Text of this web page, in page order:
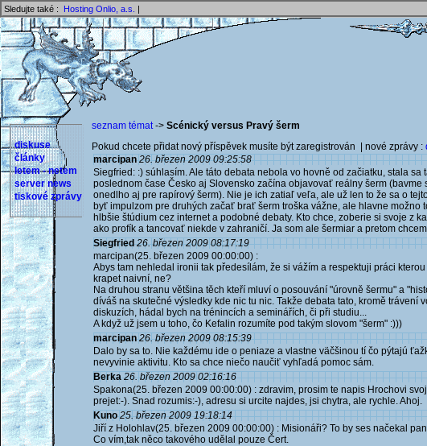
Sledujte také : Hosting Onlio, a.s. |
diskuse
články
letem - netem
server news
tiskové zprávy
seznam témat-> Scénický versus Pravý šerm
Pokud chcete přidat nový příspěvek musíte být zaregistrován | nové zprávy :
marcipan 26. březen 2009 09:25:58
Siegfried: :) súhlasím. Ale táto debata nebola vo hovně od začiatku, stala
poslednom čase Česko aj Slovensko začína objavovať reálny šerm
onedlho aj pre rapírový šerm). Nie je ich zatiaľ veľa, ale už len to že sa o
byť impulzom pre druhých začať brať šerm troška vážne, ale hlavne
hlbšie štúdium cez internet a podobné debaty. Kto chce, zoberie si svoje
ako profík a tancovať niekde v zahraničí. Ja som ale šermiar a pretom
Siegfried 26. březen 2009 08:17:19
marcipan(25. březen 2009 00:00:00) :
Abys tam nehledal ironii tak předesílám, že si vážím a respektuji práci
krapet naivní, ne?
Na druhou stranu většina těch kteří mluví o posouvání "úrovně šermu" a
díváš na skutečné výsledky kde nic tu nic. Takže debata tato, kromě
diskuzích, hádal bych na trénincích a seminářích, či při studiu...
A když už jsem u toho, čo Kefalin rozumíte pod takým slovom "šerm" :)))
marcipan 26. březen 2009 08:15:39
Dalo by sa to. Nie každému ide o peniaze a vlastne väčšinou tí čo pýtajú
nevyvinie aktivitu. Kto sa chce niečo naučiť vyhľadá pomoc sám.
Berka 26. březen 2009 02:16:16
Spakona(25. březen 2009 00:00:00) : zdravim, prosim te napis Hrochovi
prejet:-). Snad rozumis:-), adresu si urcite najdes, jsi chytra, ale rychle. Ahoj.
Kuno 25. březen 2009 19:18:14
Jiří z Holohlav(25. březen 2009 00:00:00) : Misionáři? To by ses načekal
Co vím,tak něco takového udělal pouze Čert.